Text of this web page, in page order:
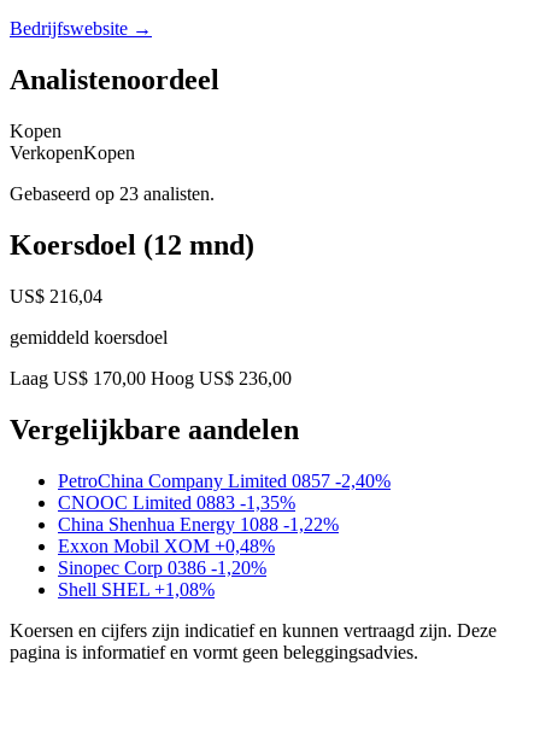
Bedrijfswebsite →
Analistenoordeel
Kopen
VerkopenKopen
Gebaseerd op 23 analisten.
Koersdoel (12 mnd)
US$ 216,04
gemiddeld koersdoel
Laag US$ 170,00 Hoog US$ 236,00
Vergelijkbare aandelen
PetroChina Company Limited 0857 -2,40%
CNOOC Limited 0883 -1,35%
China Shenhua Energy 1088 -1,22%
Exxon Mobil XOM +0,48%
Sinopec Corp 0386 -1,20%
Shell SHEL +1,08%
Koersen en cijfers zijn indicatief en kunnen vertraagd zijn. Deze
pagina is informatief en vormt geen beleggingsadvies.